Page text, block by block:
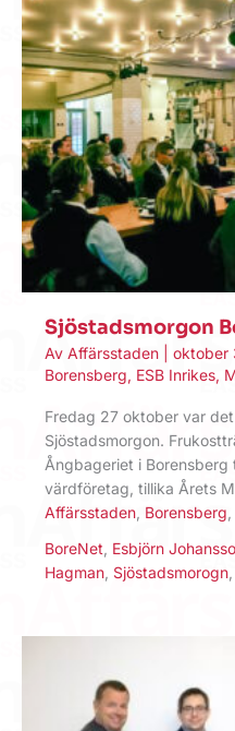
Sjöstadsmorgon
Av Affärsstaden oktober
Borensberg, ESB Inrikes,
Fredag 27 oktober var
Sjöstadsmorgon.
Ångbageriet i Borensberg
värdföretag, tillika Årets
Affärsstaden Borensberg
BoreNet Esbjörn
Hagman Sjöstadsmorogn